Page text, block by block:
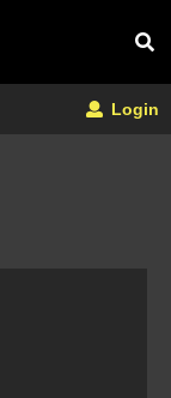
Login